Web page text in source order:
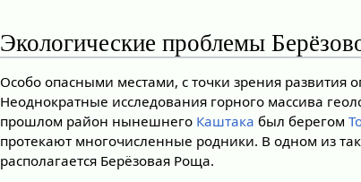
Экологические проблемы
Особо опасными местами, с точки зрения развития
Неоднократные исследования горного массива
прошлом район нынешнего Каштака был берегом
протекают многочисленные родники. В одном из
располагается Берёзовая Роща.